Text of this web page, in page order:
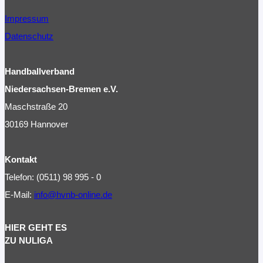
Impressum
Datenschutz
Handballverband
Niedersachsen-Bremen e.V.
Maschstraße 20
30169 Hannover
Kontakt
Telefon: (0511) 98 995 - 0
E-Mail: info@hvnb-online.de
HIER GEHT ES
ZU NULIGA